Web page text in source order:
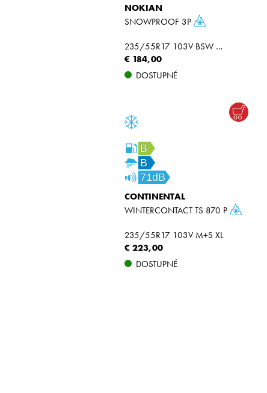
NOKIAN
SNOWPROOF 3P
235/55R17 103V BSW M+S XL
€ 184,00
DOSTUPNÉ
B
B
71dB
CONTINENTAL
WINTERCONTACT TS 870 P
235/55R17 103V M+S XL
€ 223,00
DOSTUPNÉ